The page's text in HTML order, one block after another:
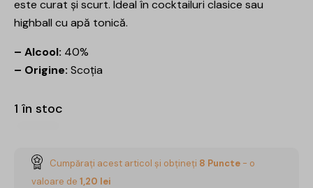
este curat și scurt. Ideal în cocktailuri clasice sau
highball cu apă tonică.
– Alcool: 40%
– Origine: Scoția
1 în stoc
Cumpărați acest articol și obțineți 8 Puncte - o
valoare de 1,20 lei